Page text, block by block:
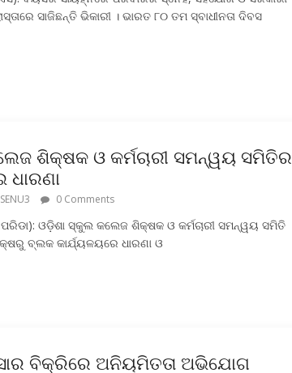
ସାଜିଛନ୍ତି ଭିକାରୀ । ଭାରତ ୮୦ ତମ ସ୍ବାଧୀନତା ଦିବସ
ଶିକ୍ଷକ ଓ କର୍ମଚାରୀ ସମନ୍ୱୟ ସମିତିର
ଧାରଣା
0 Comments
ଓଡ଼ିଶା ସ୍କୁଲ କଲେଜ ଶିକ୍ଷକ ଓ କର୍ମଚାରୀ ସମନ୍ୱୟ ସମିତି
ବ୍ଲକ କାର୍ଯ୍ୟଳୟରେ ଧାରଣା ଓ
ବିକ୍ରିରେ ଅନିୟମିତତା ଅଭିଯୋଗ